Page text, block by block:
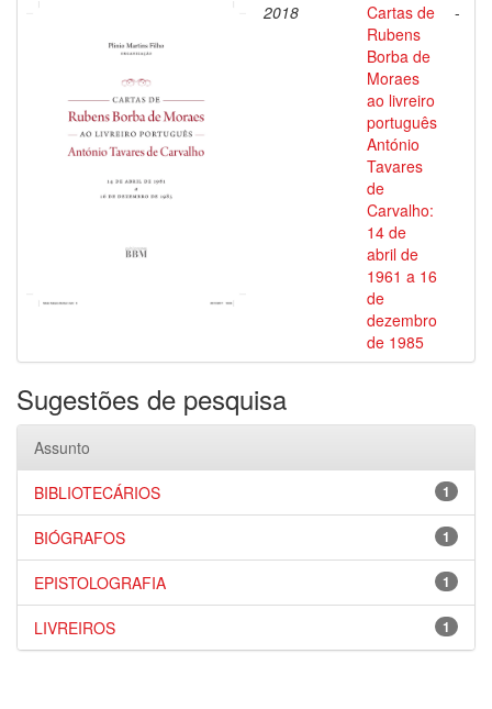
2018
Cartas de
Rubens
Borba de
Moraes
ao livreiro
português
António
Tavares
de
Carvalho:
14 de
abril de
1961 a 16
de
dezembro
de 1985
-
Sugestões de pesquisa
Assunto
1
BIBLIOTECÁRIOS
1
BIÓGRAFOS
1
EPISTOLOGRAFIA
1
LIVREIROS